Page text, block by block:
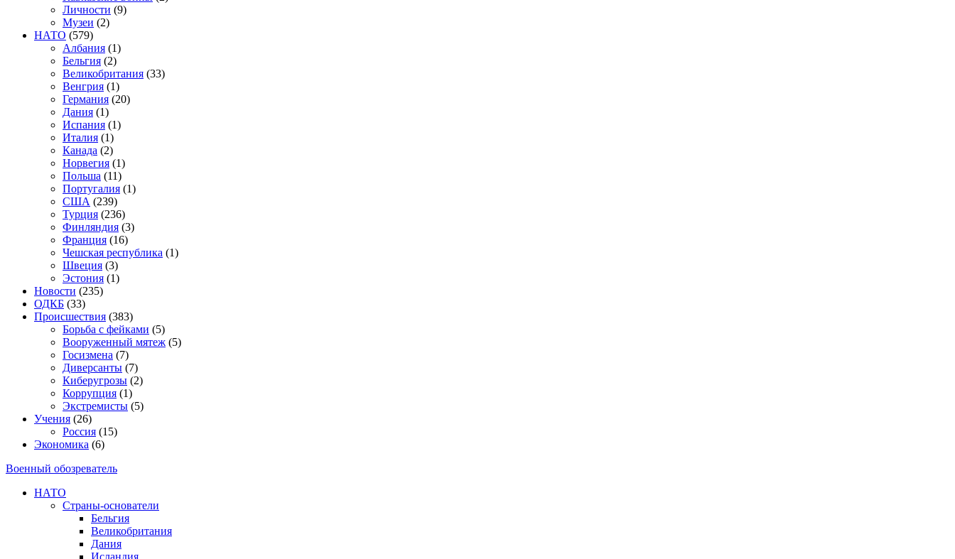
Личности (9)
Музеи (2)
НАТО (579)
Албания (1)
Бельгия (2)
Великобритания (33)
Венгрия (1)
Германия (20)
Дания (1)
Испания (1)
Италия (1)
Канада (2)
Норвегия (1)
Польша (11)
Португалия (1)
США (239)
Турция (236)
Финляндия (3)
Франция (16)
Чешская республика (1)
Швеция (3)
Эстония (1)
Новости (235)
ОДКБ (33)
Происшествия (383)
Борьба с фейками (5)
Вооруженный мятеж (5)
Госизмена (7)
Диверсанты (7)
Киберугрозы (2)
Коррупция (1)
Экстремисты (5)
Учения (26)
Россия (15)
Экономика (6)
Военный обозреватель
НАТО
Страны-основатели
Бельгия
Великобритания
Дания